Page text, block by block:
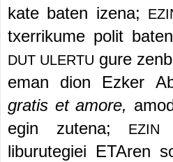
kate baten izena;
txerrikume polit
DUT ULERTU gure
eman dion Ezker
gratis et amore,
egin zutena;
EZIN
liburutegiei ETAren